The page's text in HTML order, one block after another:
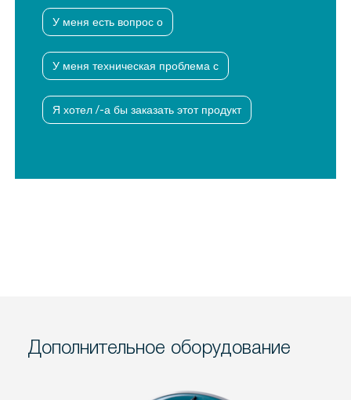
У меня есть вопрос о
У меня техническая проблема с
Я хотел /-а бы заказать этот продукт
Дополнительное оборудование